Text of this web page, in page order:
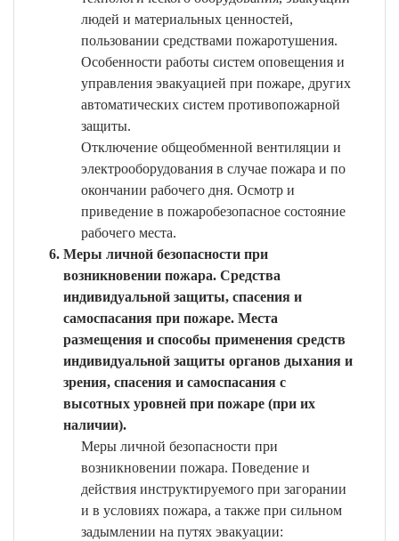
людей и материальных ценностей,
пользовании средствами пожаротушения.
Особенности работы систем оповещения и
управления эвакуацией при пожаре, других
автоматических систем противопожарной
защиты.
Отключение общеобменной вентиляции и
электрооборудования в случае пожара и по
окончании рабочего дня. Осмотр и
приведение в пожаробезопасное состояние
рабочего места.
Меры личной безопасности при
возникновении пожара. Средства
индивидуальной защиты, спасения и
самоспасания при пожаре. Места
размещения и способы применения средств
индивидуальной защиты органов дыхания и
зрения, спасения и самоспасания с
высотных уровней при пожаре (при их
наличии).
Меры личной безопасности при
возникновении пожара. Поведение и
действия инструктируемого при загорании
и в условиях пожара, а также при сильном
задымлении на путях эвакуации: